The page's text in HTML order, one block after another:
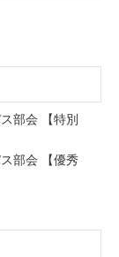
部会 【特別
部会 【優秀